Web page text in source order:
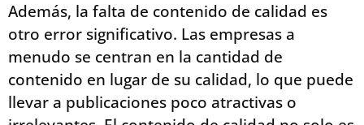
Además, la falta de contenido de calidad es
otro error significativo. Las empresas a
menudo se centran en la cantidad de
contenido en lugar de su calidad, lo que puede
llevar a publicaciones poco atractivas o